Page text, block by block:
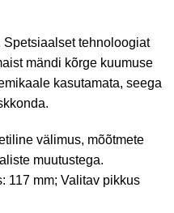
tehnoloogiat
mändi kõrge kuumuse
kasutamata, seega
välimus, mõõtmete
muutustega.
117 mm; Valitav pikkus